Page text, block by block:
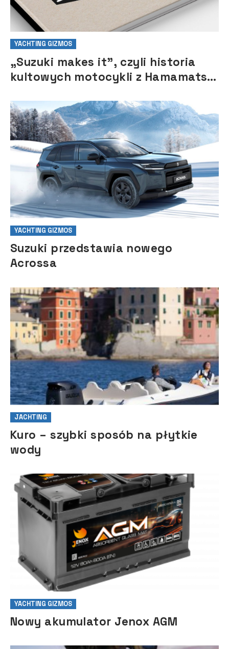
YACHTING GIZMOS
„Suzuki makes it”, czyli historia
kultowych motocykli z Hamamatsu
YACHTING GIZMOS
Suzuki przedstawia nowego
Acrossa
JACHTING
Kuro – szybki sposób na płytkie
wody
YACHTING GIZMOS
Nowy akumulator Jenox AGM